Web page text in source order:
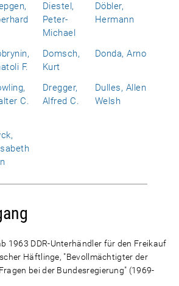
Diestel,
Peter-
Michael
Döbler,
Hermann
F.
Domsch,
Kurt
Donda, Arno
C.
Dregger,
Alfred C.
Dulles, Allen
Welsh
1963 DDR-Unterhändler für den Freikauf
Häftlinge, "Bevollmächtigter der
bei der Bundesregierung" (1969-